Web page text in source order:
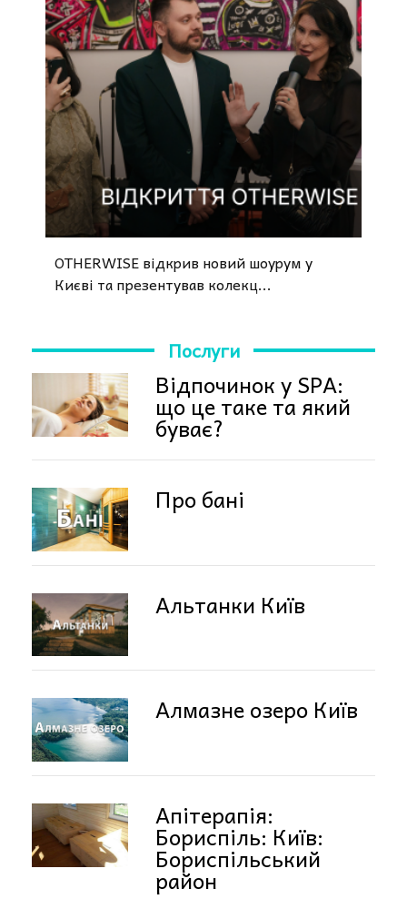
OTHERWISE відкрив новий шоурум у
Києві та презентував колекц...
Послуги
Відпочинок у SPA:
що це таке та який
буває?
Про бані
Альтанки Київ
Алмазне озеро Київ
Апітерапія:
Бориспіль: Київ:
Бориспільський
район